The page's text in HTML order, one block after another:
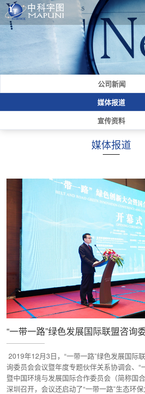
公司新闻
媒体报道
宣传资料
媒体报道
2019年12月3日，“一带一路”绿色发展国际
询委员会会议暨年度专题伙伴关系协调会、“
暨中国环境与发展国际合作委员会（简称国
深圳召开，会议还启动了“一带一路”生态环保